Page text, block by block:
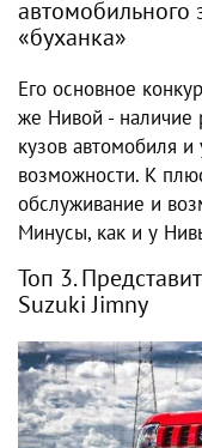
автомобильного
«буханка»
Его основное
же Нивой - наличие
кузов автомобиля
возможности. К
обслуживание и
Минусы, как и у
Топ 3.
Suzuki Jimny